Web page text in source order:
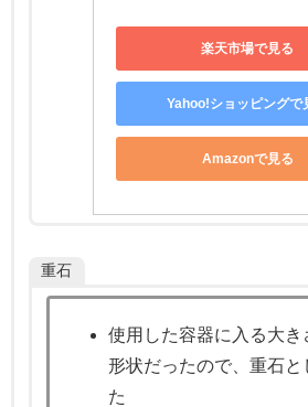
楽天市場で見る
Yahoo!ショッピングで
Amazonで見る
重石
使用した容器に入る大き
形状だったので、重石と
た